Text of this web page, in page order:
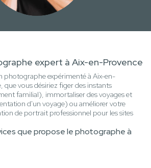
expert à Aix-en-Provence
photographe expérimenté à Aix-en-
que vous désiriez figer des instants
familial), immortaliser des voyages et
d'un voyage) ou améliorer votre
de portrait professionnel pour les sites
que propose le photographe à